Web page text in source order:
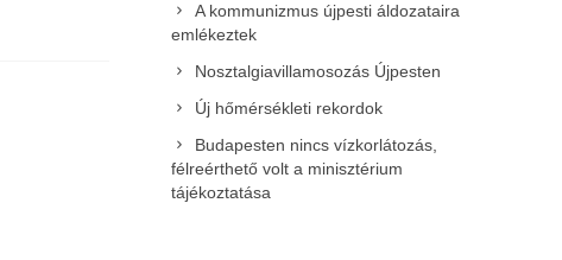
A kommunizmus újpesti áldozataira
emlékeztek
Nosztalgiavillamosozás Újpesten
Új hőmérsékleti rekordok
Budapesten nincs vízkorlátozás,
félreérthető volt a minisztérium
tájékoztatása